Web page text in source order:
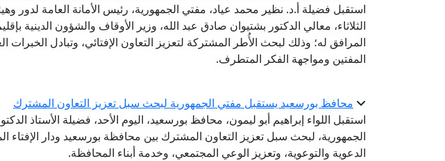
استقبل فضيلة أ.د. نظير محمد عياد، مفتي الجمهورية، رئيس الأمانة العامة لدور
الثلاثاء، معالي الدكتور بشتيوان صادق عبد الله، وزير الأوقاف والشؤون الدينية
المرافق له؛ وذلك لبحث الأُطر المشتركة لتعزيز التعاون الإفتائي، وتبادل الخبرات
المفتين ومواجهة الفكر المتطرف.
محافظ بورسعيد يستقبل مفتي الجمهورية لبحث سبل تعزيز التعاون المشترك
استقبل اللواء إبراهيم أبو ليمون، محافظ بورسعيد، اليوم الأحد، فضيلة الأستاذ
الجمهورية، لبحث سبل تعزيز التعاون المشترك بين محافظة بورسعيد ودار الإفتاء
الدعوية والتوعوية، وتعزيز الوعي المجتمعي، وخدمة أبناء المحافظة.